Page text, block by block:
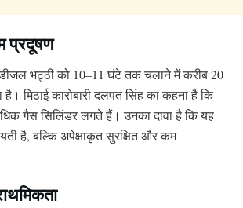
प्रदूषण
भट्ठी को 10–11 घंटे तक चलाने में करीब 20
मिठाई कारोबारी दलपत सिंह का कहना है कि
गैस सिलिंडर लगते हैं। उनका दावा है कि यह
है, बल्कि अपेक्षाकृत सुरक्षित और कम